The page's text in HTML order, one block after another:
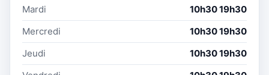
Mardi
10h30 19h30
Mercredi
10h30 19h30
Jeudi
10h30 19h30